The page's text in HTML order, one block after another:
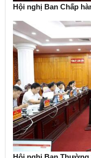
Hội nghị Ban Chấp